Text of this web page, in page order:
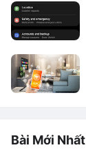
Bài Mới Nhất